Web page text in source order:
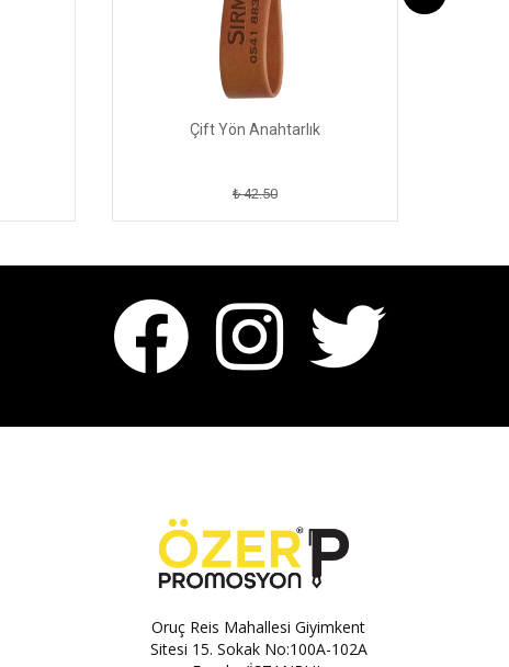
Çift Yön Anahtarlık
₺ 42.50
Oruç Reis Mahallesi Giyimkent
Sitesi 15. Sokak No:100A-102A